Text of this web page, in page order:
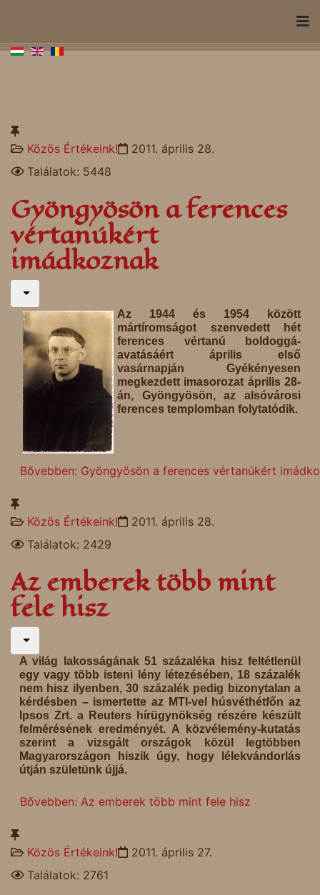
Közös Értékeink!
2011. április 28.
Találatok: 5448
Gyöngyösön a ferences
vértanúkért
imádkoznak
Az 1944 és 1954 között
mártíromságot szenvedett hét
ferences vértanú boldoggá-
avatásáért április első
vasárnapján Gyékényesen
megkezdett imasorozat április 28-
án, Gyöngyösön, az alsóvárosi
ferences templomban folytatódik.
Bővebben: Gyöngyösön a ferences vértanúkért
Közös Értékeink!
2011. április 28.
Találatok: 2429
Az emberek több mint
fele hisz
A világ lakosságának 51 százaléka hisz feltétlenül
egy vagy több isteni lény létezésében, 18 százalék
nem hisz ilyenben, 30 százalék pedig bizonytalan a
kérdésben – ismertette az MTI-vel húsvéthétfőn az
Ipsos Zrt. a Reuters hírügynökség részére készült
felmérésének eredményét. A közvélemény-kutatás
szerint a vizsgált országok közül legtöbben
Magyarországon hiszik úgy, hogy lélekvándorlás
útján születünk újjá.
Bővebben: Az emberek több mint fele hisz
Közös Értékeink!
2011. április 27.
Találatok: 2761